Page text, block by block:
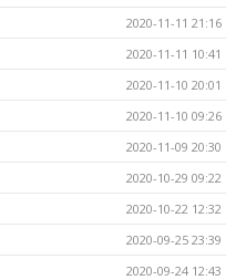
2020-11-11 21:16
2020-11-11 10:41
2020-11-10 20:01
2020-11-10 09:26
2020-11-09 20:30
2020-10-29 09:22
2020-10-22 12:32
2020-09-25 23:39
2020-09-24 12:43